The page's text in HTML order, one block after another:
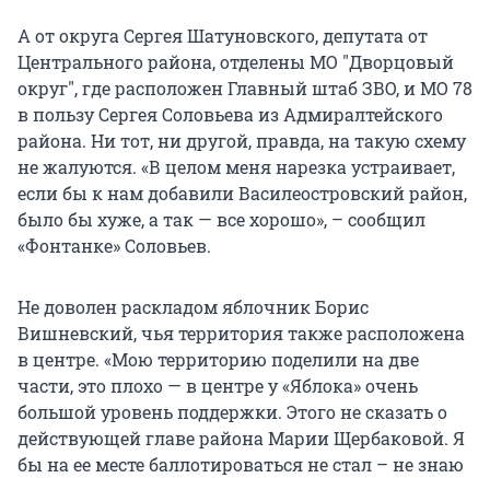
А от округа Сергея Шатуновского, депутата от
Центрального района, отделены МО "Дворцовый
округ", где расположен Главный штаб ЗВО, и МО 78
в пользу Сергея Соловьева из Адмиралтейского
района. Ни тот, ни другой, правда, на такую схему
не жалуются. «В целом меня нарезка устраивает,
если бы к нам добавили Василеостровский район,
было бы хуже, а так — все хорошо», – сообщил
«Фонтанке» Соловьев.
Не доволен раскладом яблочник Борис
Вишневский, чья территория также расположена
в центре. «Мою территорию поделили на две
части, это плохо — в центре у «Яблока» очень
большой уровень поддержки. Этого не сказать о
действующей главе района Марии Щербаковой. Я
бы на ее месте баллотироваться не стал – не знаю